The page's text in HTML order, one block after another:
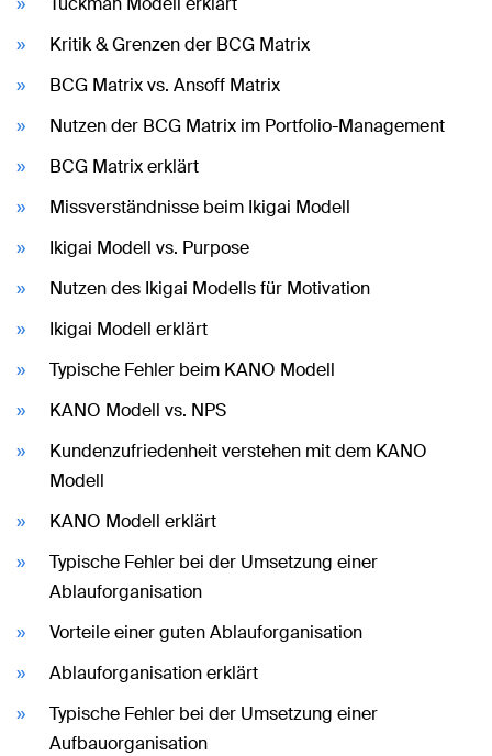
Kritik & Grenzen der BCG Matrix
BCG Matrix vs. Ansoff Matrix
Nutzen der BCG Matrix im Portfolio-Management
BCG Matrix erklärt
Missverständnisse beim Ikigai Modell
Ikigai Modell vs. Purpose
Nutzen des Ikigai Modells für Motivation
Ikigai Modell erklärt
Typische Fehler beim KANO Modell
KANO Modell vs. NPS
Kundenzufriedenheit verstehen mit dem KANO
Modell
KANO Modell erklärt
Typische Fehler bei der Umsetzung einer
Ablauforganisation
Vorteile einer guten Ablauforganisation
Ablauforganisation erklärt
Typische Fehler bei der Umsetzung einer
Aufbauorganisation